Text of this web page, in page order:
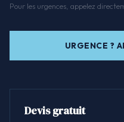
Pour les urgences, appelez
URGENCE ?
Devis gratuit